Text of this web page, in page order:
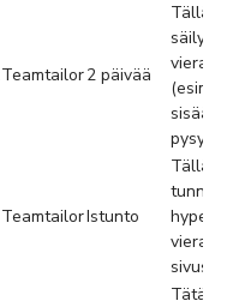
Teamtailor2 päivää
Tällä
(esim.
TeamtailorIstunto
Tällä
Tätä